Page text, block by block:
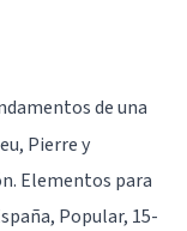
de una
Pierre y
Elementos para
Popular, 15-